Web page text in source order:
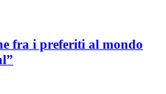
fra i preferiti al mondo